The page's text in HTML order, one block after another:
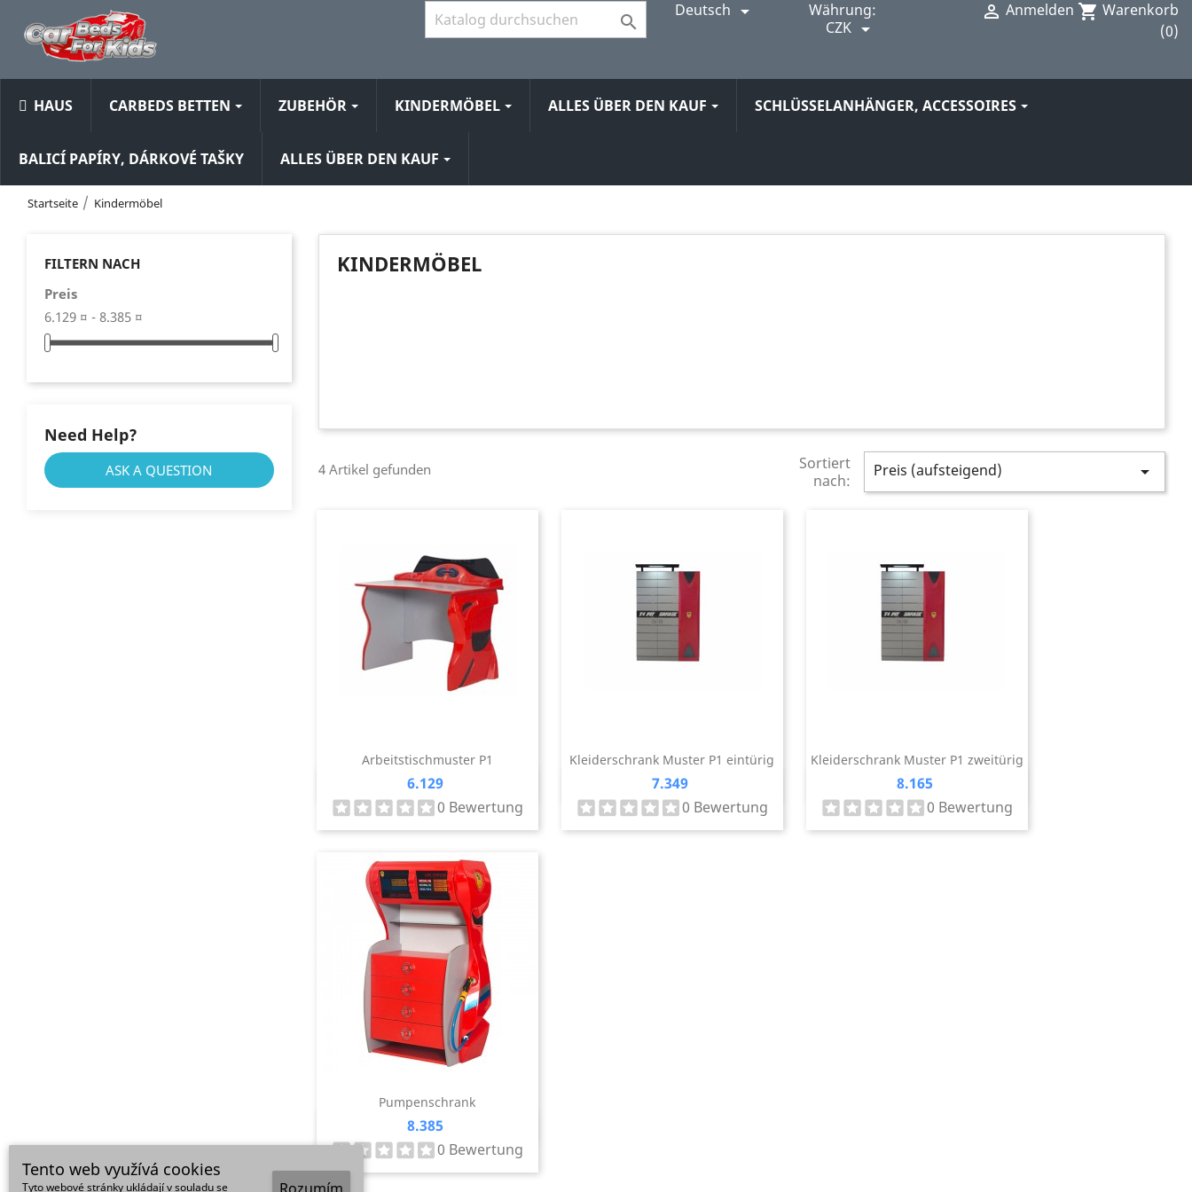

Deutsch 
Währung:
CZK 
 Anmelden shopping_cart Warenkorb
(0)
HAUS CARBEDS BETTEN ZUBEHÖR KINDERMÖBEL ALLES ÜBER DEN KAUF SCHLÜSSELANHÄNGER, ACCESSOIRES
BALICÍ PAPÍRY, DÁRKOVÉ TAŠKY ALLES ÜBER DEN KAUF
Startseite Kindermöbel
FILTERN NACH
Preis
6.129 ¤ - 8.385 ¤
Need Help?
ASK A QUESTION
KINDERMÖBEL
4 Artikel gefunden
Sortiert
nach:
Preis (aufsteigend) 
Arbeitstischmuster P1
Preis
6.129
0 Bewertung
Vorschau
Kleiderschrank Muster P1 eintürig
Preis
7.349
0 Bewertung
Vorschau
Kleiderschrank Muster P1 zweitürig
Preis
8.165
0 Bewertung
Vorschau
Pumpenschrank
Preis
8.385
0 Bewertung
Vorschau
Tento web využívá cookies
Tyto webové stránky ukládají v souladu se